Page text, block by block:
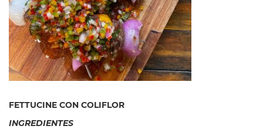
FETTUCINE CON COLIFLOR
INGREDIENTES